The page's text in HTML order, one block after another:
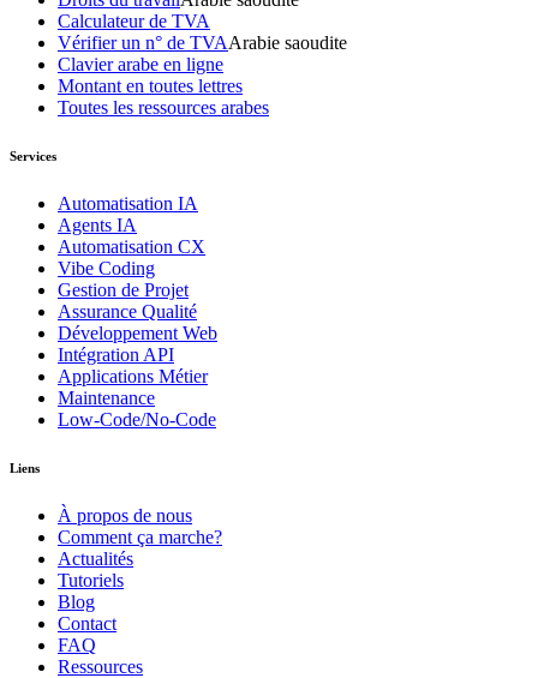
Calculateur de TVA
Vérifier un n° de TVAArabie saoudite
Clavier arabe en ligne
Montant en toutes lettres
Toutes les ressources arabes
Services
Automatisation IA
Agents IA
Automatisation CX
Vibe Coding
Gestion de Projet
Assurance Qualité
Développement Web
Intégration API
Applications Métier
Maintenance
Low-Code/No-Code
Liens
À propos de nous
Comment ça marche?
Actualités
Tutoriels
Blog
Contact
FAQ
Ressources